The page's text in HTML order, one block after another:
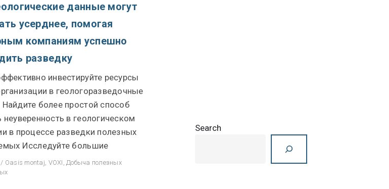
данные могут
усерднее, помогая
компаниям успешно
разведку
инвестируйте ресурсы
в геологоразведочные
более простой способ
неуверенность в геологическом
в процессе разведки полезных
Исследуйте большие
/ Oasis montaj, VOXI ,Добыча полезных
Search